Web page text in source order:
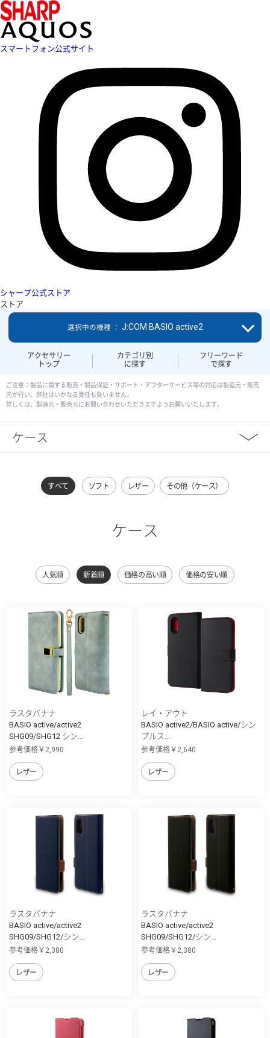
スマートフォン公式サイト
シャープ公式ストア
ストア
アクセサリー
トップ
カテゴリ別
に探す
フリーワード
で探す
選択中の機種 ： J:COM BASIO active2
ご注意：製品に関する販売・製品保証・サポート・アフターサービス等の対応は製造元・販売
元が行い、弊社はいかなる責任も負いません。
詳しくは、製造元・販売元にお問い合わせいただきますようお願いいたします。
ケース
すべて ソフト レザー その他（ケース）
ケース
人気順 新着順 価格の高い順 価格の安い順
ラスタバナナ
BASIO active/active2
SHG09/SHG12 シン...
参考価格￥2,990
レザー
レイ・アウト
BASIO active2/BASIO active/シン
プルス...
参考価格￥2,640
レザー
ラスタバナナ
BASIO active/active2
SHG09/SHG12/シン...
参考価格￥2,380
レザー
ラスタバナナ
BASIO active/active2
SHG09/SHG12/シン...
参考価格￥2,380
レザー